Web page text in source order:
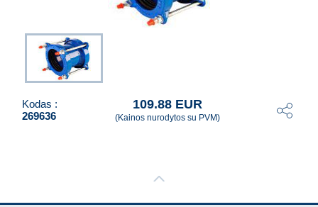
Kodas :
269636
109.88 EUR
(Kainos nurodytos su PVM)